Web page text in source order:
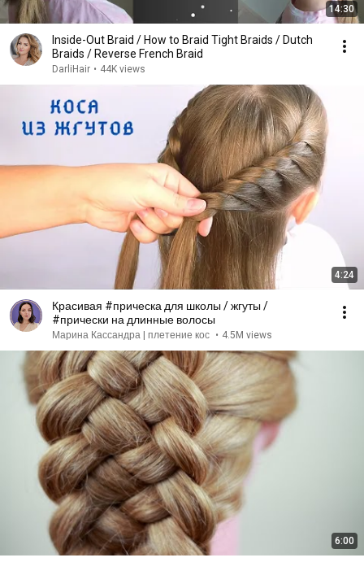
14:30
Inside-Out Braid / How to Braid Tight Braids / Dutch
Braids / Reverse French Braid
DarliHair • 44K views
4:24
Красивая #прическа для школы / жгуты /
#прически на длинные волосы
Марина Кассандра | плетение кос • 4.5M views
6:00